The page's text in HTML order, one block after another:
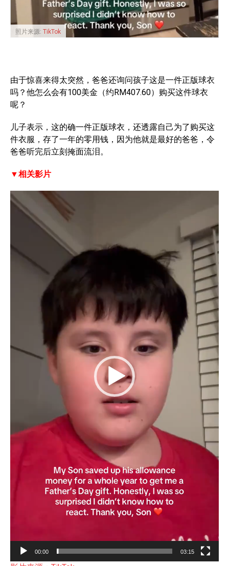
照片来源: TikTok
由于惊喜来得太突然，爸爸还询问孩子这是一件正版球衣
吗？他怎么会有100美金（约RM407.60）购买这件球衣
呢？
儿子表示，这的确一件正版球衣，还透露自己为了购买这
件衣服，存了一年的零用钱，因为他就是最好的爸爸，令
爸爸听完后立刻掩面流泪。
▼相关影片
V
o
00:00 03:15